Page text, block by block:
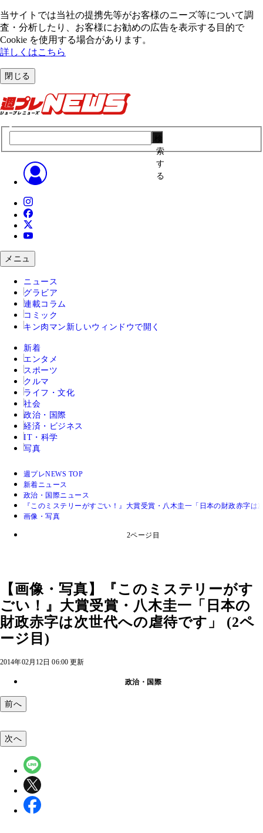
当サイトでは当社の提携先等がお客様のニーズ等について調
査・分析したり、お客様にお勧めの広告を表⽰する⽬的で
Cookie を使⽤する場合があります。
詳しくはこちら
閉じる
索
す
る
メニュ
ニュース
グラビア
連載コラム
コミック
キン肉マン 新しいウィンドウで開く
新着
エンタメ
スポーツ
クルマ
ライフ・文化
社会
政治・国際
経済・ビジネス
IT・科学
写真
週プレNEWS TOP
新着ニュース
政治・国際ニュース
『このミステリーがすごい！』大賞受賞・八木圭一「日本の財政赤字は
画像・写真
2ページ目
【画像・写真】『このミステリーがす
ごい！』大賞受賞・八木圭一「日本の
財政赤字は次世代への虐待です」 (2ペ
ージ目)
2014年02月12日 06:00 更新
政治・国際
前へ
次へ